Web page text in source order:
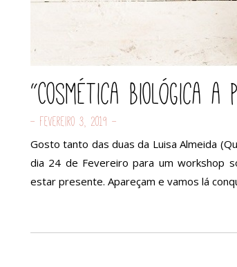
“Cosmética Biológica a
- Fevereiro 3, 2019 -
Gosto tanto das duas da Luisa Almeida
dia 24 de Fevereiro para um workshop
estar presente. Apareçam e vamos lá